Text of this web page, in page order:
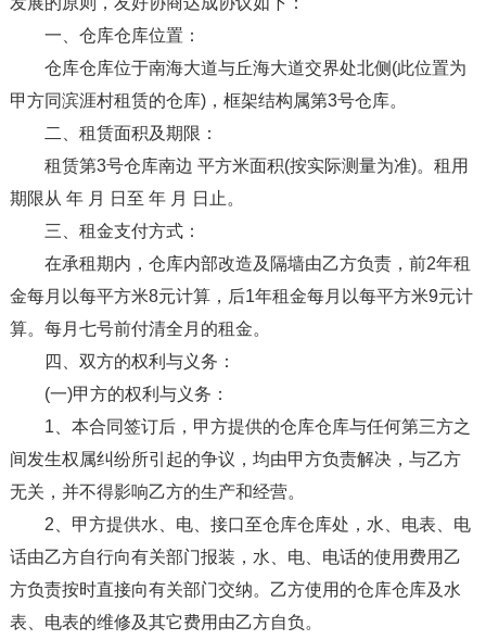
一、仓库仓库位置：
仓库仓库位于南海大道与丘海大道交界处北侧(此位置为
甲方同滨涯村租赁的仓库)，框架结构属第3号仓库。
二、租赁面积及期限：
租赁第3号仓库南边 平方米面积(按实际测量为准)。租用
期限从 年 月 日至 年 月 日止。
三、租金支付方式：
在承租期内，仓库内部改造及隔墙由乙方负责，前2年租
金每月以每平方米8元计算，后1年租金每月以每平方米9元计
算。每月七号前付清全月的租金。
四、双方的权利与义务：
(一)甲方的权利与义务：
1、本合同签订后，甲方提供的仓库仓库与任何第三方之
间发生权属纠纷所引起的争议，均由甲方负责解决，与乙方
无关，并不得影响乙方的生产和经营。
2、甲方提供水、电、接口至仓库仓库处，水、电表、电
话由乙方自行向有关部门报装，水、电、电话的使用费用乙
方负责按时直接向有关部门交纳。乙方使用的仓库仓库及水
表、电表的维修及其它费用由乙方自负。